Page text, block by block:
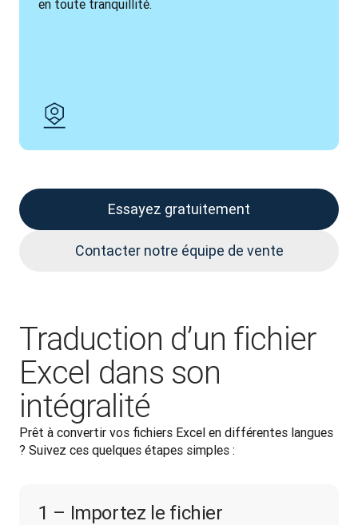
en toute tranquillité.
Essayez gratuitement
Contacter notre équipe de vente
Traduction d’un fichier
Excel dans son
intégralité
Prêt à convertir vos fichiers Excel en différentes langues
? Suivez ces quelques étapes simples :
1 – Importez le fichier